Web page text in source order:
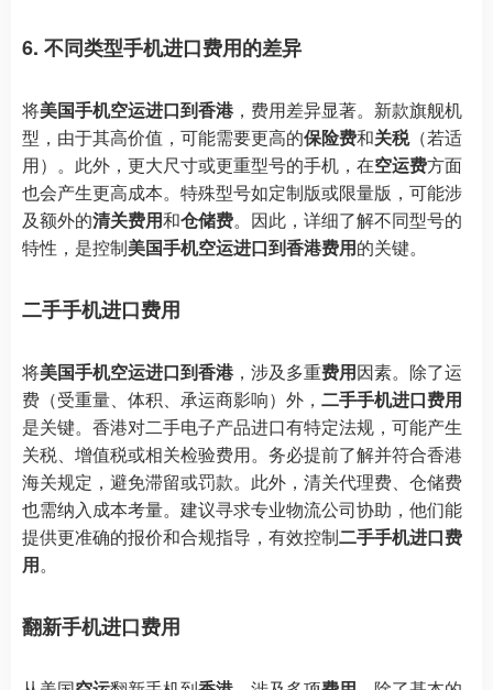
6. 不同类型手机进口费用的差异
将美国手机空运进口到香港，费用差异显著。新款旗舰机
型，由于其高价值，可能需要更高的保险费和关税（若适
用）。此外，更大尺寸或更重型号的手机，在空运费方面
也会产生更高成本。特殊型号如定制版或限量版，可能涉
及额外的清关费用和仓储费。因此，详细了解不同型号的
特性，是控制美国手机空运进口到香港费用的关键。
二手手机进口费用
将美国手机空运进口到香港，涉及多重费用因素。除了运
费（受重量、体积、承运商影响）外， 二手手机进口费用
是关键。香港对二手电子产品进口有特定法规，可能产生
关税、增值税或相关检验费用。务必提前了解并符合香港
海关规定，避免滞留或罚款。此外，清关代理费、仓储费
也需纳入成本考量。建议寻求专业物流公司协助，他们能
提供更准确的报价和合规指导，有效控制二手手机进口费
用。
翻新手机进口费用